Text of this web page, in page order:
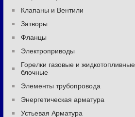
Клапаны и Вентили
Затворы
Фланцы
Электроприводы
Горелки газовые и жидкотопливные
блочные
Элементы трубопровода
Энергетическая арматура
Устьевая Арматура